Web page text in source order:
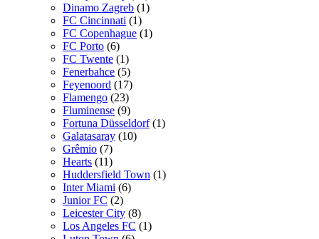
Dinamo Zagreb (1)
FC Cincinnati (1)
FC Copenhague (1)
FC Porto (6)
FC Twente (1)
Fenerbahce (5)
Feyenoord (17)
Flamengo (23)
Fluminense (9)
Fortuna Düsseldorf (1)
Galatasaray (10)
Grêmio (7)
Hearts (11)
Huddersfield Town (1)
Inter Miami (6)
Junior FC (2)
Leicester City (8)
Los Angeles FC (1)